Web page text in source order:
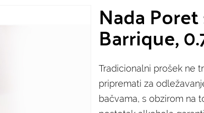
Nada
Barrique,
Tradicionalni prošek ne
pripremati za
bačvama, s obzirom na